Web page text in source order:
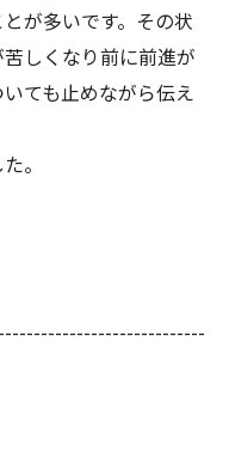
が多いです。その状
しくなり前に前進が
ても止めながら伝え
。